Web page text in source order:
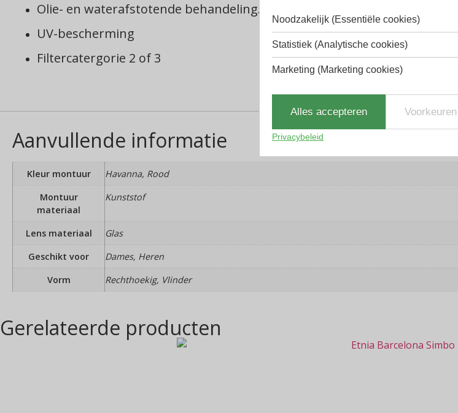
Olie- en waterafstotende behandeling. Deze vermindert
UV-bescherming
Filtercatergorie 2 of 3
Aanvullende informatie
Kleur montuur
Havanna, Rood
Montuur
materiaal
Kunststof
Lens materiaal
Glas
Geschikt voor
Dames, Heren
Vorm
Rechthoekig, Vlinder
Gerelateerde producten
Noodzakelijk (Essentiële cookies)
Statistiek (Analytische cookies)
Marketing (Marketing cookies)
Alles accepteren
Privacybeleid